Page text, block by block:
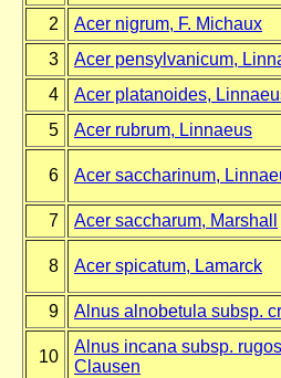
2
Acer nigrum, F. Michaux
3
Acer pensylvanicum,
4
Acer platanoides,
5
Acer rubrum, Linnaeus
6 Acer saccharinum,
7
Acer saccharum, Marshall
8 Acer spicatum, Lamarck
9
Alnus alnobetula subsp.
10
Alnus incana subsp.
Clausen